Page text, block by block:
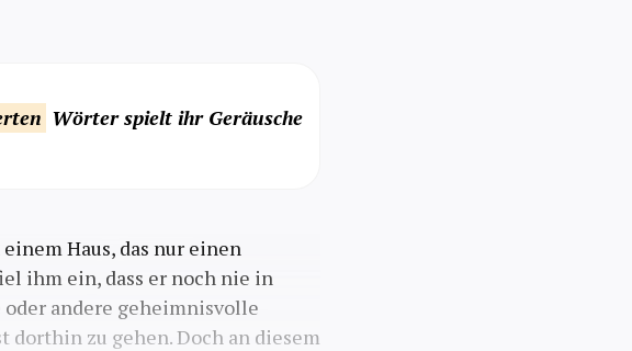
Wörter spielt ihr Geräusche
Haus, das nur einen
ihm ein, dass er noch nie in
andere geheimnisvolle
dorthin zu gehen. Doch an diesem